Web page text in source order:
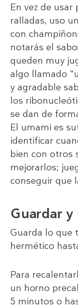
En vez de
ralladas, uso
con
notarás el
queden muy
algo llamado
y agradable
los
se dan de
El umami es
identificar
bien con otros
mejorarlos;
conseguir que
Guardar
Guarda lo que
hermético
Para
un horno
5 minutos o